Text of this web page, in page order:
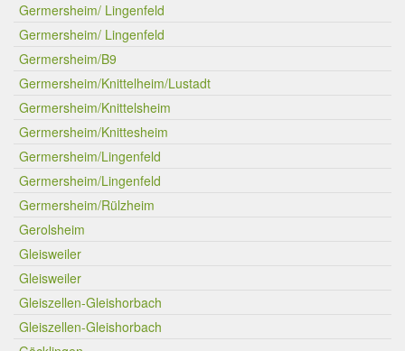
Germersheim/ Lingenfeld
Germersheim/ Lingenfeld
Germersheim/B9
Germersheim/Knittelheim/Lustadt
Germersheim/Knittelsheim
Germersheim/Knittesheim
Germersheim/Lingenfeld
Germersheim/Lingenfeld
Germersheim/Rülzheim
Gerolsheim
Gleisweiler
Gleisweiler
Gleiszellen-Gleishorbach
Gleiszellen-Gleishorbach